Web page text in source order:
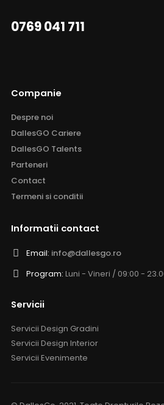
0769 041 711
Companie
Despre noi
DallesGO Cariere
DallesGO Talents
Parteneri
Contact
Termeni si conditii
Informatii contact
Email: info@dallesgo.ro
Program: Luni - Vineri / 09:00 -
Servicii
Servicii Design Gradini
Servicii Design Interior
Servicii Evenimente